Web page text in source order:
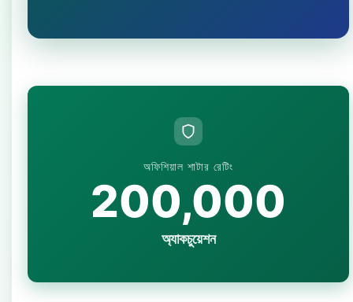
অফিশিয়াল শাটার রেটিং
200,000
অ্যাকচুয়েশন